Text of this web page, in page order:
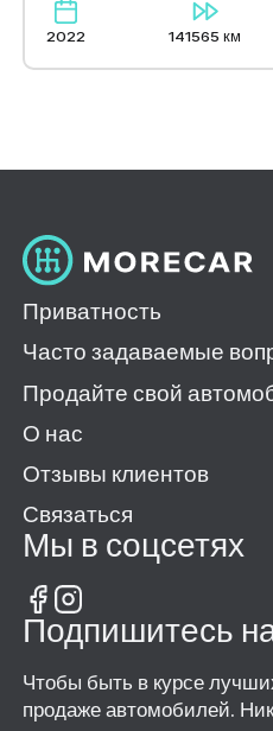
2022 141565 км
Приватность
Часто задаваемые
Продайте свой
О нас
Отзывы клиентов
Связаться
Мы в соцсетях
Подпишитесь
Чтобы быть в курсе
продаже автомобилей.